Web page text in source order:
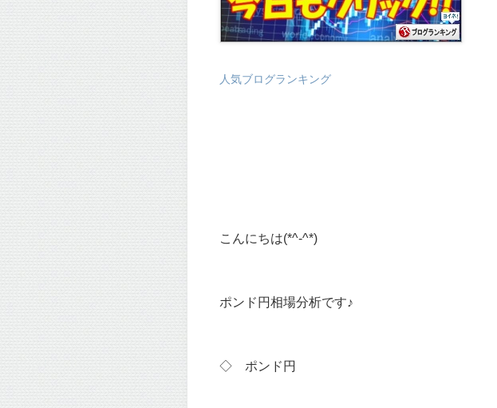
人気ブログランキング
こんにちは(*^-^*)
ポンド円相場分析です♪
◇ ポンド 円